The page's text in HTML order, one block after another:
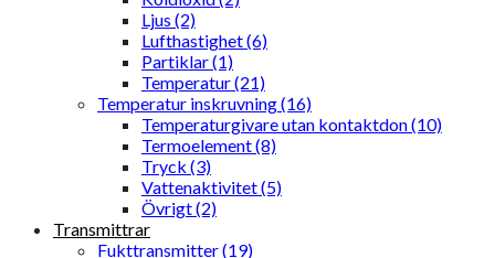
Ljus (2)
Lufthastighet (6)
Partiklar (1)
Temperatur (21)
Temperatur inskruvning (16)
Temperaturgivare utan kontaktdon (10)
Termoelement (8)
Tryck (3)
Vattenaktivitet (5)
Övrigt (2)
Transmittrar
Fukttransmitter (19)